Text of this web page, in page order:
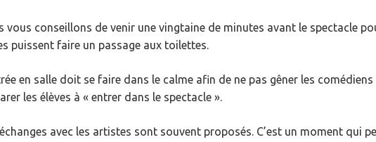
vous conseillons de venir une vingtaine de minutes avant le spectacle
puissent faire un passage aux toilettes.
en salle doit se faire dans le calme afin de ne pas gêner les
les élèves à « entrer dans le spectacle ».
avec les artistes sont souvent proposés. C’est un moment qui